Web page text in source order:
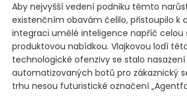
Aby nejvyšší vedení podniku těmto
existenčním obavám čelilo, přistoupilo k
integraci umělé inteligence napříč celou
produktovou nabídkou. Vlajkovou lodí
technologické ofenzivy se stalo
automatizovaných botů pro zákaznický
trhu nesou futuristické označení